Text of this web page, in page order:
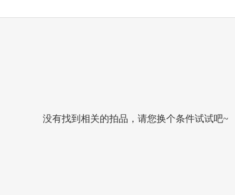
没有找到相关的拍品，请您换个条件试试吧~